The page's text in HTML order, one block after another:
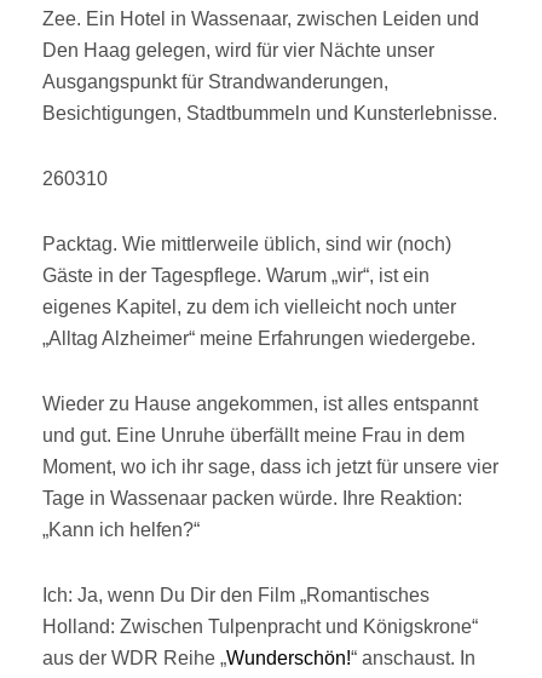
Zee. Ein Hotel in Wassenaar, zwischen Leiden und
Den Haag gelegen, wird für vier Nächte unser
Ausgangspunkt für Strandwanderungen,
Besichtigungen, Stadtbummeln und Kunsterlebnisse.
260310
Packtag. Wie mittlerweile üblich, sind wir (noch)
Gäste in der Tagespflege. Warum „wir“, ist ein
eigenes Kapitel, zu dem ich vielleicht noch unter
„Alltag Alzheimer“ meine Erfahrungen wiedergebe.
Wieder zu Hause angekommen, ist alles entspannt
und gut. Eine Unruhe überfällt meine Frau in dem
Moment, wo ich ihr sage, dass ich jetzt für unsere vier
Tage in Wassenaar packen würde. Ihre Reaktion:
„Kann ich helfen?“
Ich: Ja, wenn Du Dir den Film „Romantisches
Holland: Zwischen Tulpenpracht und Königskrone“
aus der WDR Reihe „Wunderschön!“ anschaust. In